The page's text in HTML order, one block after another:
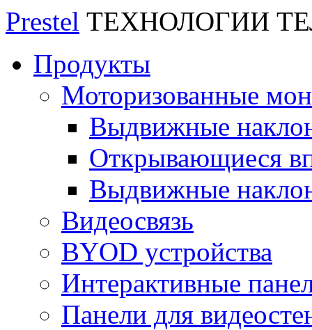
Prestel ТЕХНОЛОГИИ
Продукты
Моторизованные
Выдвижные
Открывающиеся
Выдвижные
Видеосвязь
BYOD устройства
Интерактивные
Панели для